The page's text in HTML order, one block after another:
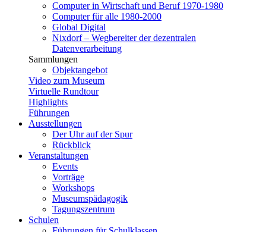
Computer in Wirtschaft und Beruf 1970-1980
Computer für alle 1980-2000
Global Digital
Nixdorf – Wegbereiter der dezentralen
Datenverarbeitung
Sammlungen
Objektangebot
Video zum Museum
Virtuelle Rundtour
Highlights
Führungen
Ausstellungen
Der Uhr auf der Spur
Rückblick
Veranstaltungen
Events
Vorträge
Workshops
Museumspädagogik
Tagungszentrum
Schulen